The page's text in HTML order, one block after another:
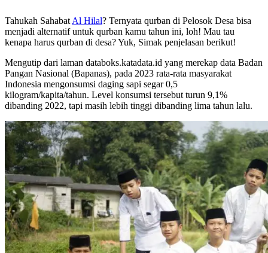
Tahukah Sahabat Al Hilal? Ternyata qurban di Pelosok Desa bisa
menjadi alternatif untuk qurban kamu tahun ini, loh! Mau tau
kenapa harus qurban di desa? Yuk, Simak penjelasan berikut!
Mengutip dari laman databoks.katadata.id yang merekap data Badan
Pangan Nasional (Bapanas), pada 2023 rata-rata masyarakat
Indonesia mengonsumsi daging sapi segar 0,5
kilogram/kapita/tahun. Level konsumsi tersebut turun 9,1%
dibanding 2022, tapi masih lebih tinggi dibanding lima tahun lalu.